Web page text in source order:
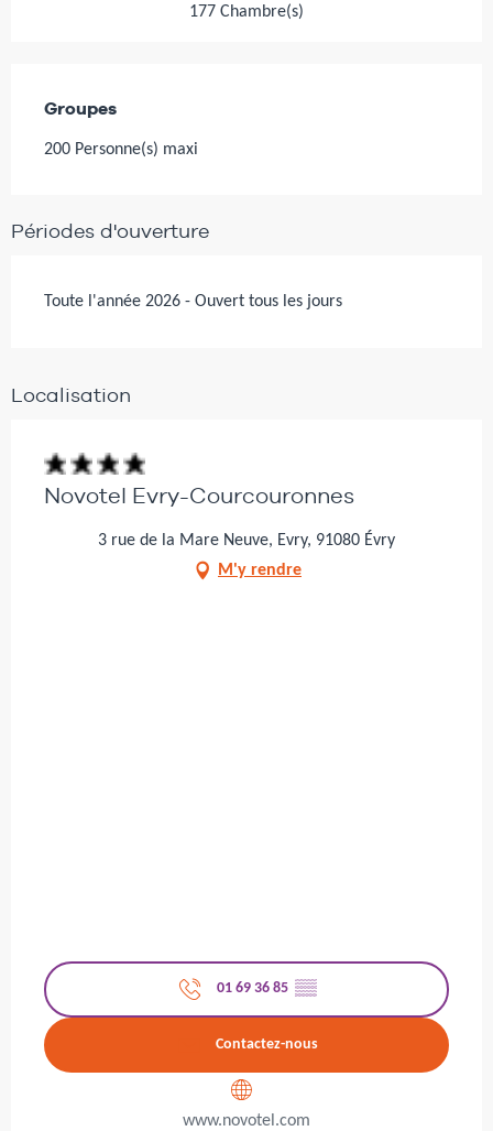
177 Chambre(s)
Groupes
Groupes
200 Personne(s) maxi
Périodes d'ouverture
Toute l'année 2026 - Ouvert tous les jours
Localisation
Novotel Evry-Courcouronnes
3 rue de la Mare Neuve, Evry, 91080 Évry
M'y rendre
01 69 36 85 ▒▒
Contactez-nous
www.novotel.com